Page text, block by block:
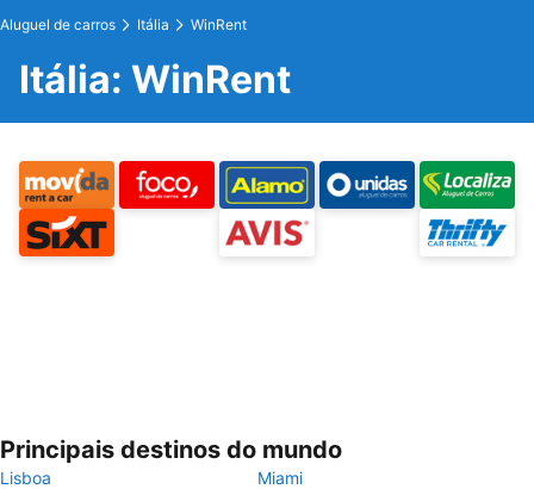
Aluguel de carros Itália WinRent
Itália: WinRent
Principais destinos do mundo
Lisboa
Miami